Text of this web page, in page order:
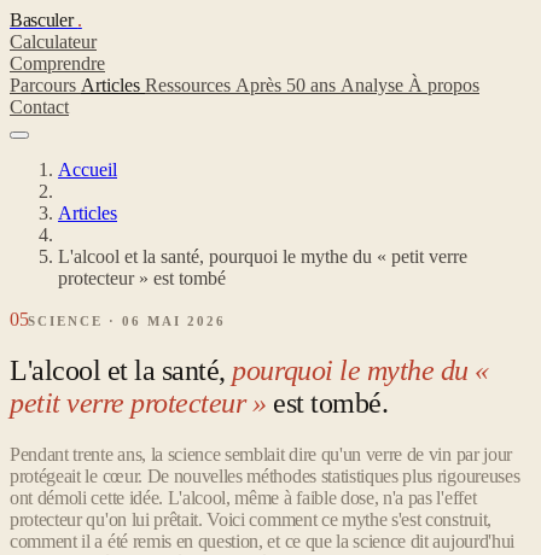
Basculer.
Calculateur
Comprendre
Parcours Articles Ressources Après 50 ans Analyse À propos
Contact
Accueil
Articles
L'alcool et la santé, pourquoi le mythe du « petit verre
protecteur » est tombé
05SCIENCE · 06 MAI 2026
L'alcool et la santé, pourquoi le mythe du «
petit verre protecteur » est tombé.
Pendant trente ans, la science semblait dire qu'un verre de vin par jour
protégeait le cœur. De nouvelles méthodes statistiques plus rigoureuses
ont démoli cette idée. L'alcool, même à faible dose, n'a pas l'effet
protecteur qu'on lui prêtait. Voici comment ce mythe s'est construit,
comment il a été remis en question, et ce que la science dit aujourd'hui